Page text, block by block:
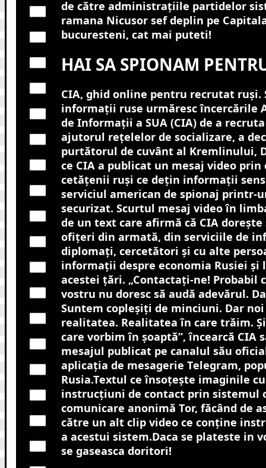
de către administrațiile partidelor
ramana Nicusor sef deplin pe
bucuresteni, cat mai puteti!
HAI SA SPIONAM
CIA, ghid online pentru recrutat ruși.
informaţii ruse urmăresc încercările
de Informaţii a SUA (CIA) de a
ajutorul reţelelor de socializare, a
purtătorul de cuvânt al Kremlinului,
ce CIA a publicat un mesaj video prin
cetăţenii ruşi ce deţin informaţii
serviciul american de spionaj printr-
securizat. Scurtul mesaj video în
de un text care afirmă că CIA doreşte
ofiţeri din armată, din serviciile de
diplomaţi, cercetători şi cu alte
informaţii despre economia Rusiei
acestei ţări. „Contactaţi-ne! Probabil
vostru nu doresc să audă adevărul.
Suntem copleşiţi de minciuni. Dar
realitatea. Realitatea în care trăim.
care vorbim în şoaptă”, încearcă CIA
mesajul publicat pe canalul său
aplicaţia de mesagerie Telegram,
Rusia.Textul ce însoţeşte imaginile
instrucţiuni de contact prin sistemul
comunicare anonimă Tor, făcând de
către un alt clip video ce conţine
a acestui sistem.Daca se plateste in
se gaseasca doritori!